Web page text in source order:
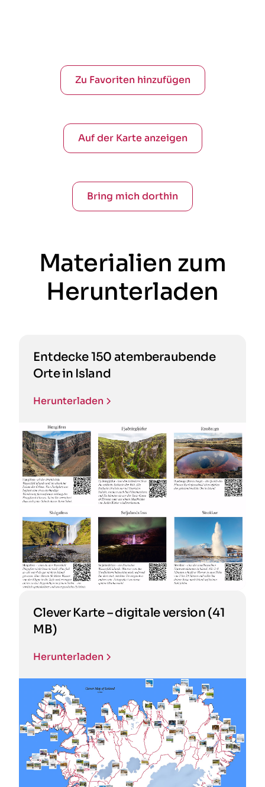
Zu Favoriten hinzufügen
Auf der Karte anzeigen
Bring mich dorthin
Materialien zum
Herunterladen
Entdecke 150 atemberaubende
Orte in Island
Herunterladen
Clever Karte – digitale version (41
MB)
Herunterladen